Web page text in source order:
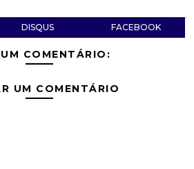
DISQUS FACEBOOK
COMENTÁRIO:
UM COMENTÁRIO